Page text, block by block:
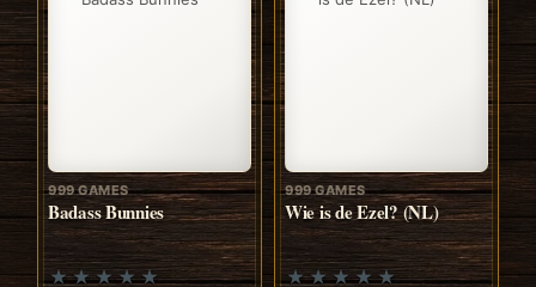
999 GAMES
Badass Bunnies
999 GAMES
Wie is de Ezel? (NL)